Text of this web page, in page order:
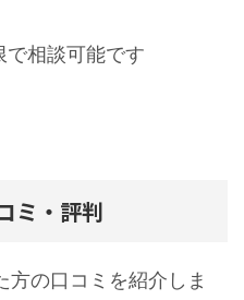
で相談可能です
ミ・評判
の口コミを紹介しま